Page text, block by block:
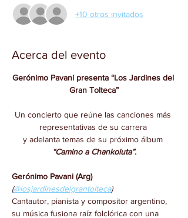
+10 otros invitados
Acerca del evento
Gerónimo Pavani presenta “Los Jardines del
Gran Tolteca”
Un concierto que reúne las canciones más
representativas de su carrera
y adelanta temas de su próximo álbum
“Camino a Chankoluta”.
Gerónimo Pavani (Arg)
(@losjardinesdelgrantolteca)
Cantautor, pianista y compositor argentino,
su música fusiona raíz folclórica con una